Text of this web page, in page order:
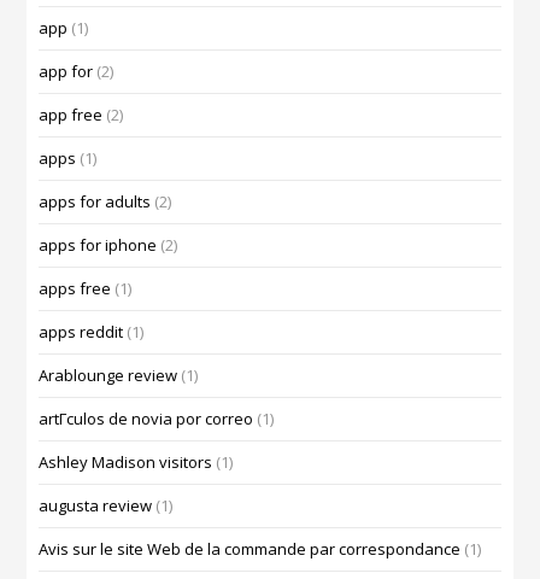
app (1)
app for (2)
app free (2)
apps (1)
apps for adults (2)
apps for iphone (2)
apps free (1)
apps reddit (1)
Arablounge review (1)
artГ­culos de novia por correo (1)
Ashley Madison visitors (1)
augusta review (1)
Avis sur le site Web de la commande par correspondance (1)